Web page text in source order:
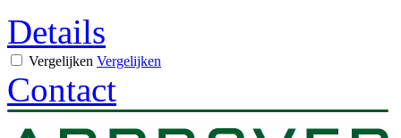
Details
Vergelijken Vergelijken
Contact